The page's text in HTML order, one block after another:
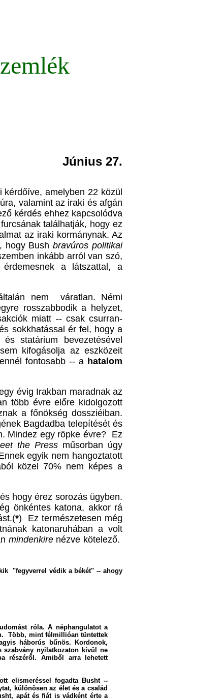
Június 27.
amelyben 22 közül
valamint az iraki és afgán
kérdés ehhez kapcsolódva
találhatják, hogy ez
az iraki kormánynak. Az
hogy Bushbravúros politikai
inkább arról van szó,
a látszattal, a
nem váratlan. Némi
rosszabbodik a helyzet,
miatt -- csak csurran-
sokkhatással ér fel, hogy a
statárium bevezetésével
kifogásolja az eszközeit
fontosabb -- a hatalom
évig Irakban maradnak az
több évre előre kidolgozott
a főnökség dossziéiban.
Bagdadba telepítését és
Mindez egy röpke évre? Ez
the Press műsorban úgy
egyik nem hangoztatott
közel 70% nem képes a
hogy érez sorozás ügyben.
önkéntes katona, akkor rá
*) Ez természetesen még
katonaruhában a volt
mindenkirenézve kötelező.
"fegyverrel védik a békét" -- ahogy
róla. A néphangulatot a
Több, mint félmillióan tüntettek
háborús bűnös.
Kordonok,
nyilatkozaton kívül ne
részéről. Amiből arra lehetett
elismeréssel fogadta Busht --
különösen az élet és a család
apát és fiát is vádként értea